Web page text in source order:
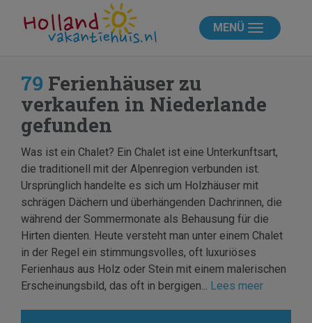
MENÜ
79 Ferienhäuser zu
verkaufen in Niederlande
gefunden
Was ist ein Chalet? Ein Chalet ist eine Unterkunftsart,
die traditionell mit der Alpenregion verbunden ist.
Ursprünglich handelte es sich um Holzhäuser mit
schrägen Dächern und überhängenden Dachrinnen, die
während der Sommermonate als Behausung für die
Hirten dienten. Heute versteht man unter einem Chalet
in der Regel ein stimmungsvolles, oft luxuriöses
Ferienhaus aus Holz oder Stein mit einem malerischen
Erscheinungsbild, das oft in bergigen... Lees meer